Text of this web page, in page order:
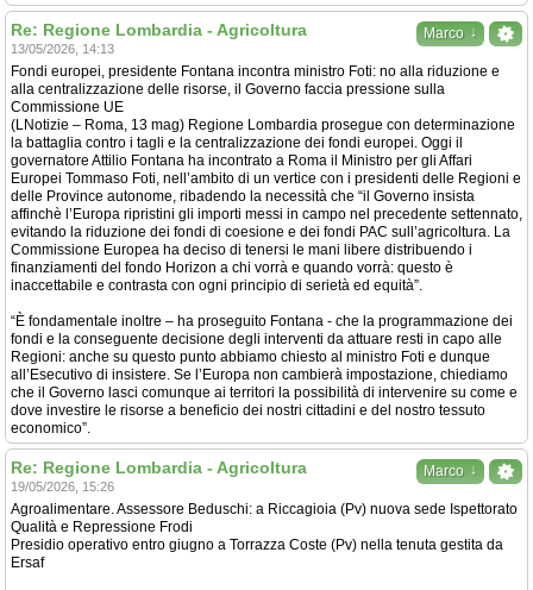
Marco ↓
Re: Regione Lombardia - Agricoltura
13/05/2026, 14:13
Fondi europei, presidente Fontana incontra ministro Foti: no alla riduzione e
alla centralizzazione delle risorse, il Governo faccia pressione sulla
Commissione UE
(LNotizie – Roma, 13 mag) Regione Lombardia prosegue con determinazione
la battaglia contro i tagli e la centralizzazione dei fondi europei. Oggi il
governatore Attilio Fontana ha incontrato a Roma il Ministro per gli Affari
Europei Tommaso Foti, nell’ambito di un vertice con i presidenti delle Regioni e
delle Province autonome, ribadendo la necessità che “il Governo insista
affinchè l’Europa ripristini gli importi messi in campo nel precedente settennato,
evitando la riduzione dei fondi di coesione e dei fondi PAC sull’agricoltura. La
Commissione Europea ha deciso di tenersi le mani libere distribuendo i
finanziamenti del fondo Horizon a chi vorrà e quando vorrà: questo è
inaccettabile e contrasta con ogni principio di serietà ed equità”.
“È fondamentale inoltre – ha proseguito Fontana - che la programmazione dei
fondi e la conseguente decisione degli interventi da attuare resti in capo alle
Regioni: anche su questo punto abbiamo chiesto al ministro Foti e dunque
all’Esecutivo di insistere. Se l’Europa non cambierà impostazione, chiediamo
che il Governo lasci comunque ai territori la possibilità di intervenire su come e
dove investire le risorse a beneficio dei nostri cittadini e del nostro tessuto
economico”.
Marco ↓
Re: Regione Lombardia - Agricoltura
19/05/2026, 15:26
Agroalimentare. Assessore Beduschi: a Riccagioia (Pv) nuova sede Ispettorato
Qualità e Repressione Frodi
Presidio operativo entro giugno a Torrazza Coste (Pv) nella tenuta gestita da
Ersaf